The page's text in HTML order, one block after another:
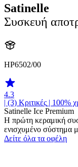
Satinelle
Συσκευή
HP6502/00
4.3
| (3) Κριτικές | 100%
Satinelle Ice Premium
Η πρώτη κεραμική
ενισχυμένο σύστημα
Δείτε όλα τα οφέλη